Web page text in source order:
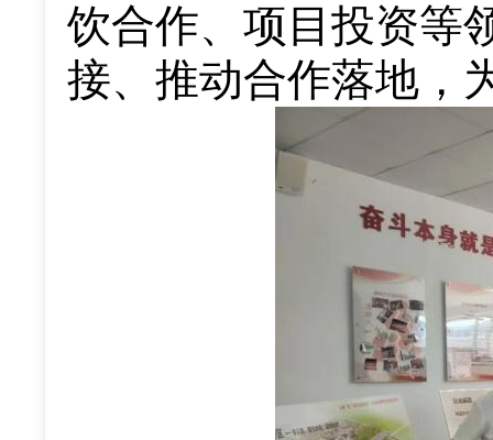
饮合作、项目投资等
接、推动合作落地，